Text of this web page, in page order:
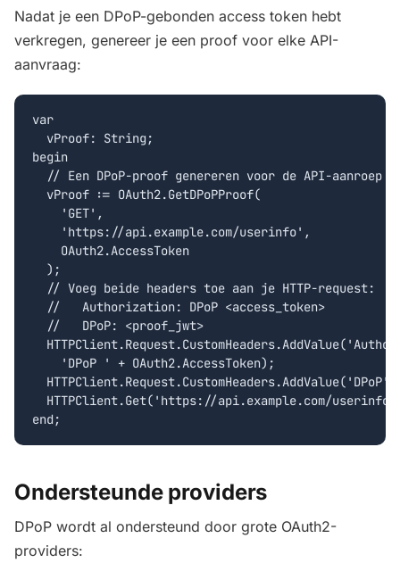
Nadat je een DPoP-gebonden access token hebt
verkregen, genereer je een proof voor elke API-
aanvraag:
var
  vProof: String;
begin
  // Een DPoP-proof genereren voor de API-aanroep
  vProof := OAuth2.GetDPoPProof(
    'GET',
    'https://api.example.com/userinfo',
    OAuth2.AccessToken
  );
  // Voeg beide headers toe aan je HTTP-request:
  //   Authorization: DPoP <access_token>
  //   DPoP: <proof_jwt>
    'DPoP ' + OAuth2.AccessToken);
HTTPClient.Get('https://api.example.com/
end;
Ondersteunde providers
DPoP wordt al ondersteund door grote OAuth2-
providers: